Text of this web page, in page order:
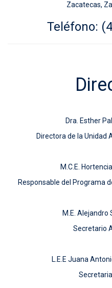
Zacatecas,
Teléfono:
Dra. Esther
Directora de la Unidad
M.C.E.
Responsable del Programa
M.E. Alejandro
Secretario
L.E.E Juana